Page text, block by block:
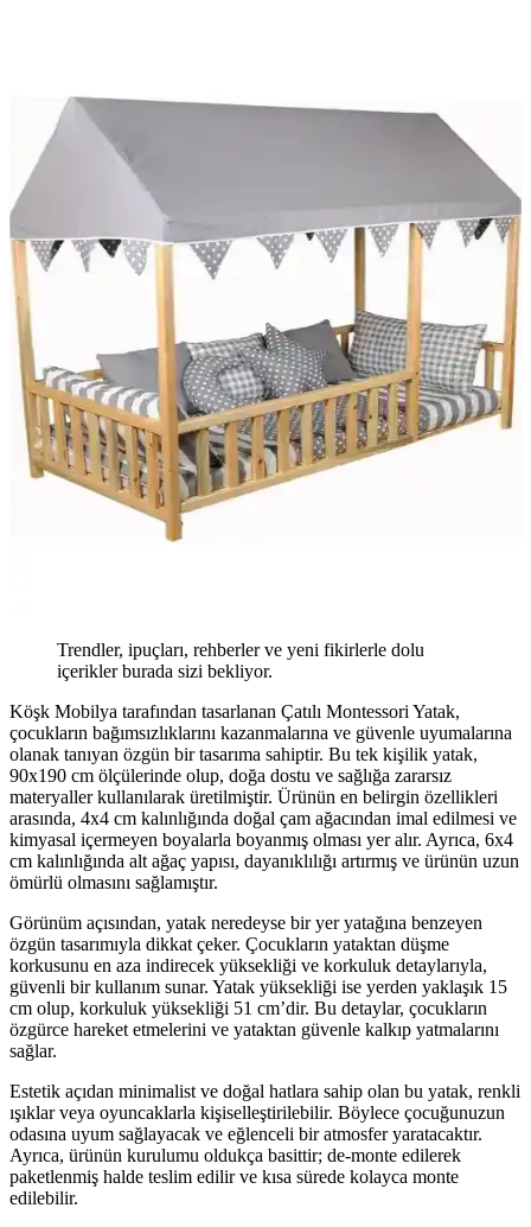
Trendler, ipuçları, rehberler ve yeni fikirlerle dolu
içerikler burada sizi bekliyor.
Köşk Mobilya tarafından tasarlanan Çatılı Montessori Yatak,
çocukların bağımsızlıklarını kazanmalarına ve güvenle uyumalarına
olanak tanıyan özgün bir tasarıma sahiptir. Bu tek kişilik yatak,
90x190 cm ölçülerinde olup, doğa dostu ve sağlığa zararsız
materyaller kullanılarak üretilmiştir. Ürünün en belirgin özellikleri
arasında, 4x4 cm kalınlığında doğal çam ağacından imal edilmesi ve
kimyasal içermeyen boyalarla boyanmış olması yer alır. Ayrıca, 6x4
cm kalınlığında alt ağaç yapısı, dayanıklılığı artırmış ve ürünün uzun
ömürlü olmasını sağlamıştır.
Görünüm açısından, yatak neredeyse bir yer yatağına benzeyen
özgün tasarımıyla dikkat çeker. Çocukların yataktan düşme
korkusunu en aza indirecek yüksekliği ve korkuluk detaylarıyla,
güvenli bir kullanım sunar. Yatak yüksekliği ise yerden yaklaşık 15
cm olup, korkuluk yüksekliği 51 cm’dir. Bu detaylar, çocukların
özgürce hareket etmelerini ve yataktan güvenle kalkıp yatmalarını
sağlar.
Estetik açıdan minimalist ve doğal hatlara sahip olan bu yatak, renkli
ışıklar veya oyuncaklarla kişiselleştirilebilir. Böylece çocuğunuzun
odasına uyum sağlayacak ve eğlenceli bir atmosfer yaratacaktır.
Ayrıca, ürünün kurulumu oldukça basittir; de-monte edilerek
paketlenmiş halde teslim edilir ve kısa sürede kolayca monte
edilebilir.